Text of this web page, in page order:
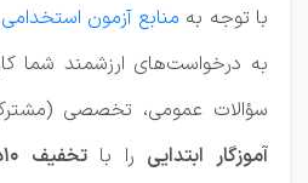
با توجه به منابع آزمون
به درخواست‌های ارزشمند شما
سؤالات عمومی، تخصصی
آموزگار ابتدایی را باتخفیف 10درصدی